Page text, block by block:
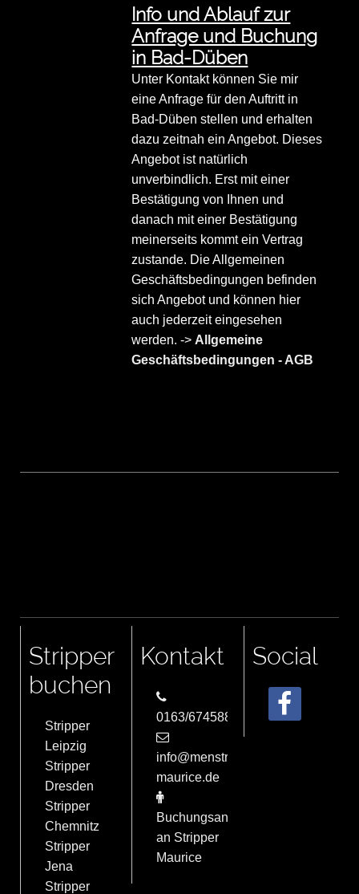
Info und Ablauf zur
Anfrage und Buchung
in Bad-Düben
Unter Kontakt können Sie mir
eine Anfrage für den Auftritt in
Bad-Düben stellen und erhalten
dazu zeitnah ein Angebot. Dieses
Angebot ist natürlich
unverbindlich. Erst mit einer
Bestätigung von Ihnen und
danach mit einer Bestätigung
meinerseits kommt ein Vertrag
zustande. Die Allgemeinen
Geschäftsbedingungen befinden
sich Angebot und können hier
auch jederzeit eingesehen
werden. ->Allgemeine
Geschäftsbedingungen - AGB
Stripper
buchen
Stripper
Leipzig
Stripper
Dresden
Stripper
Chemnitz
Stripper
Jena
Stripper
Kontakt
0163/6745884
info@menstrip-
maurice.de
Buchungsanfrage
an Stripper
Maurice
Social